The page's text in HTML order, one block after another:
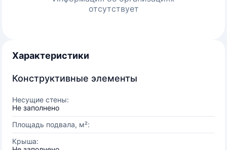
отсутствует
Характеристики
Конструктивные элементы
Несущие стены:
Не заполнено
Площадь подвала, м²:
Крыша: